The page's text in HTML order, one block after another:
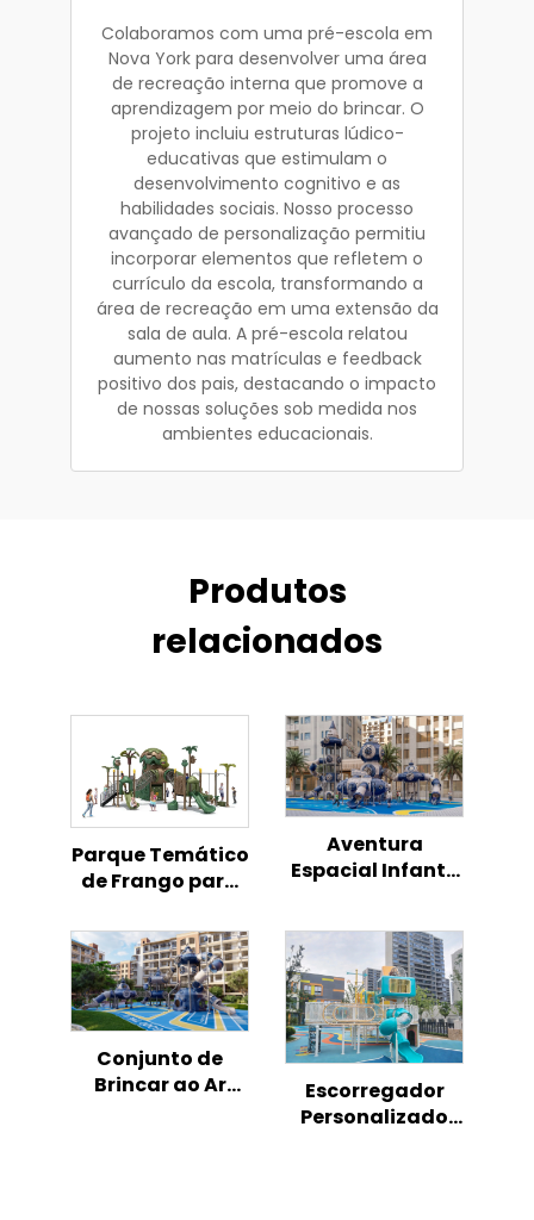
Colaboramos com uma pré-escola em
Nova York para desenvolver uma área
de recreação interna que promove a
aprendizagem por meio do brincar. O
projeto incluiu estruturas lúdico-
educativas que estimulam o
desenvolvimento cognitivo e as
habilidades sociais. Nosso processo
avançado de personalização permitiu
incorporar elementos que refletem o
currículo da escola, transformando a
área de recreação em uma extensão da
sala de aula. A pré-escola relatou
aumento nas matrículas e feedback
positivo dos pais, destacando o impacto
de nossas soluções sob medida nos
ambientes educacionais.
Produtos
relacionados
Parque Temático
de Frango para
Infantil ao Ar
Livre
Aventura
Espacial Infantil
Livre
Conjunto de
Brincar ao Ar
Escorregador
Personalizado